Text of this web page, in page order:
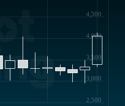
2,500
3,000
3,500
4,000
4,500